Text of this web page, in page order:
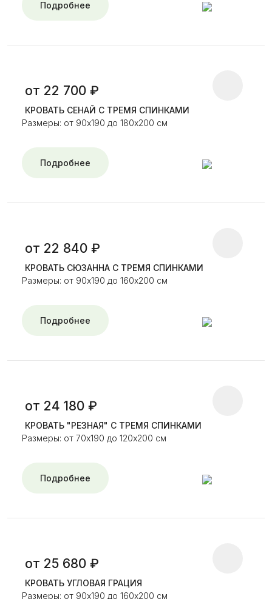
Подробнее
от 22 700 ₽
КРОВАТЬ СЕНАЙ С ТРЕМЯ СПИНКАМИ
Размеры: от 90х190 до 180х200 см
Подробнее
от 22 840 ₽
КРОВАТЬ СЮЗАННА С ТРЕМЯ СПИНКАМИ
Размеры: от 90х190 до 160х200 см
Подробнее
от 24 180 ₽
КРОВАТЬ "РЕЗНАЯ" С ТРЕМЯ СПИНКАМИ
Размеры: от 70х190 до 120х200 см
Подробнее
от 25 680 ₽
КРОВАТЬ УГЛОВАЯ ГРАЦИЯ
Размеры: от 90х190 до 160х200 см